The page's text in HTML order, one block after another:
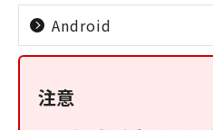
Android
注意